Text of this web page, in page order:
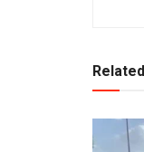
Related